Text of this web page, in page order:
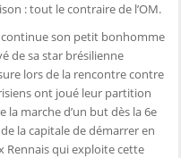
: tout le contraire de l’OM.
continue son petit bonhomme
de sa star brésilienne
lors de la rencontre contre
ont joué leur partition
la marche d’un but dès la 6e
la capitale de démarrer en
Rennais qui exploite cette